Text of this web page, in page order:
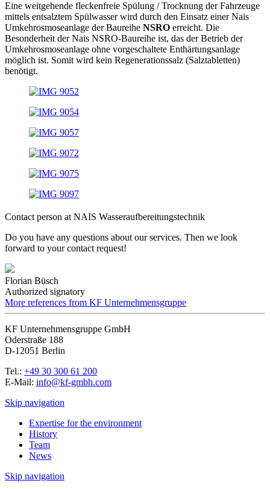
Eine weitgehende fleckenfreie Spülung / Trocknung der Fahrzeuge
mittels entsalztem Spülwasser wird durch den Einsatz einer Nais
Umkehrosmoseanlage der Baureihe NSRO erreicht. Die
Besonderheit der Nais NSRO-Baureihe ist, das der Betrieb der
Umkehrosmoseanlage ohne vorgeschaltete Enthärtungsanlage
möglich ist. Somit wird kein Regenerationssalz (Salztabletten)
benötigt.
Contact person at NAIS Wasseraufbereitungstechnik
Do you have any questions about our services. Then we look
forward to your contact request!
Florian Büsch
Authorized signatory
More references from KF Unternehmensgruppe
KF Unternehmensgruppe GmbH
Oderstraße 188
D-12051 Berlin
Tel.: +49 30 300 61 200
E-Mail: info@kf-gmbh.com
Skip navigation
Expertise for the environment
History
Team
News
Skip navigation